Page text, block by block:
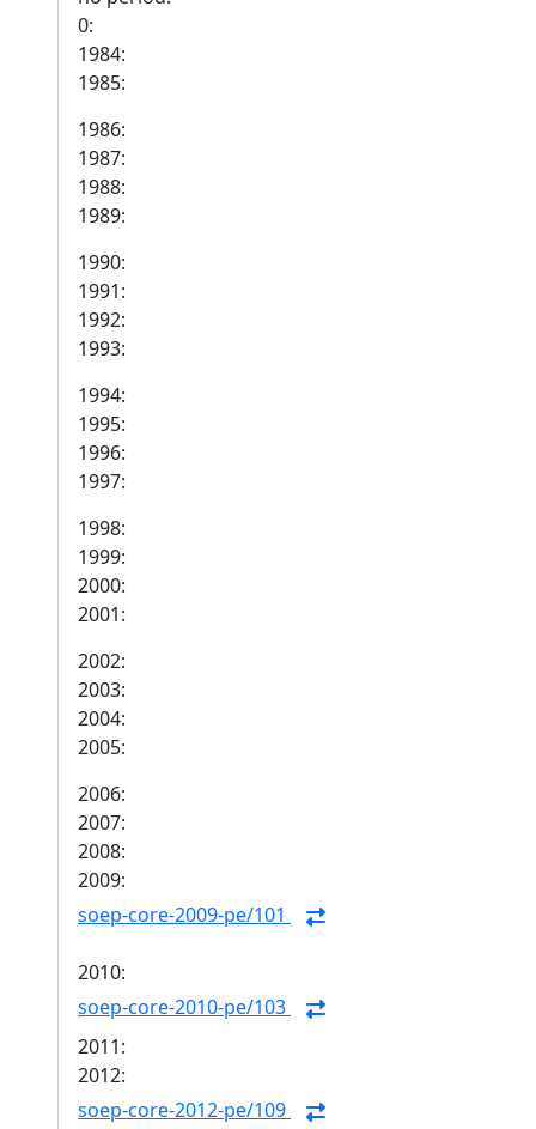
0:
1984:
1985:
1986:
1987:
1988:
1989:
1990:
1991:
1992:
1993:
1994:
1995:
1996:
1997:
1998:
1999:
2000:
2001:
2002:
2003:
2004:
2005:
2006:
2007:
2008:
2009:
soep-core-2009-pe/101
2010:
soep-core-2010-pe/103
2011:
2012:
soep-core-2012-pe/109